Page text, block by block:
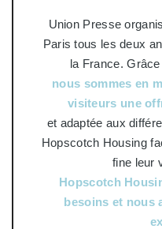
Union Presse
Paris tous les deux
la France.
nous sommes en
visiteurs une
et adaptée aux
Hopscotch Housing
fine leur
Hopscotch
besoins et nous